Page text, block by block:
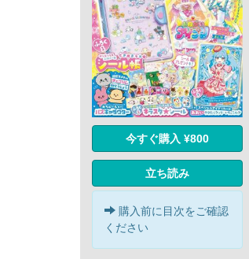
今すぐ購入 ¥800
立ち読み
購入前に目次をご確認
ください